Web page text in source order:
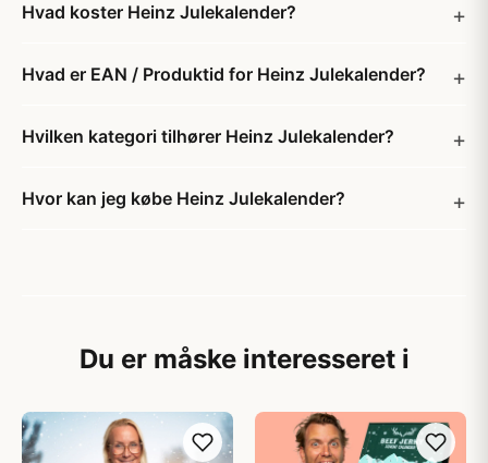
Hvad koster Heinz Julekalender?
Hvad er EAN / Produktid for Heinz Julekalender?
Hvilken kategori tilhører Heinz Julekalender?
Hvor kan jeg købe Heinz Julekalender?
Du er måske interesseret i